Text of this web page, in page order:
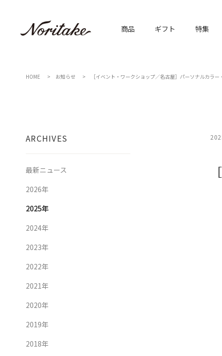
商品 ギフト 特集
HOME お知らせ ［イベント・ワークショップ／名古屋］パーソナルカラ
ARCHIVES
最新ニュース
2026年
2025年
2024年
2023年
2022年
2021年
2020年
2019年
2018年